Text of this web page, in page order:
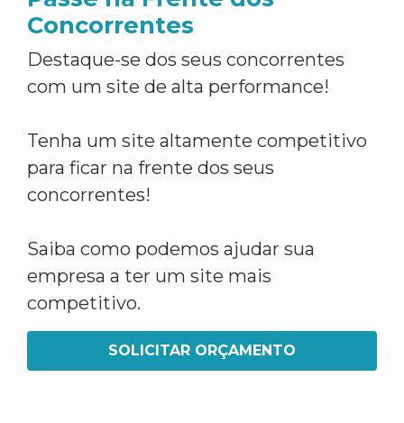
Concorrentes
Destaque-se dos seus concorrentes
com um site de alta performance!
Tenha um site altamente competitivo
para ficar na frente dos seus
concorrentes!
Saiba como podemos ajudar sua
empresa a ter um site mais
competitivo.
SOLICITAR ORÇAMENTO